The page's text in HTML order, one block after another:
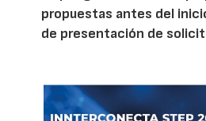
propuestas antes del
de presentación de